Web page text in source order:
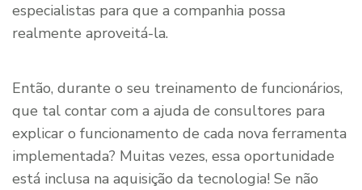
especialistas para que a companhia possa
realmente aproveitá-la.
Então, durante o seu treinamento de funcionários,
que tal contar com a ajuda de consultores para
explicar o funcionamento de cada nova ferramenta
implementada? Muitas vezes, essa oportunidade
está inclusa na aquisição da tecnologia! Se não